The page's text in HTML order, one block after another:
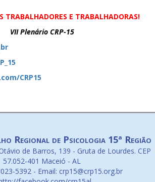
TRABALHADORES E TRABALHADORAS!
VII Plenário CRP-15
CRP15
Regional de Psicologia 15ª Região
de Barros, 139 - Gruta de Lourdes. CEP
57.052-401 Maceió - AL
5392 - Email: crp15@crp15.org.br